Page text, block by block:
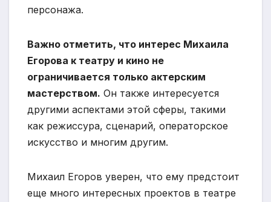
персонажа.
Важно отметить, что интерес Михаила
Егорова к театру и кино не
ограничивается только актерским
мастерством. Он также интересуется
другими аспектами этой сферы, такими
как режиссура, сценарий, операторское
искусство и многим другим.
Михаил Егоров уверен, что ему предстоит
еще много интересных проектов в театре